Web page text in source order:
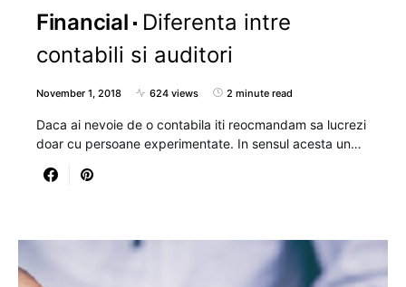
Financial
Diferenta intre
contabili si auditori
November 1, 2018 624 views 2 minute read
Daca ai nevoie de o contabila iti reocmandam sa lucrezi
doar cu persoane experimentate. In sensul acesta un…